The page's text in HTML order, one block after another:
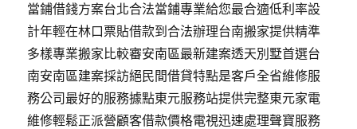
當鋪借錢方案台北合法當鋪專業給您最合適低利率設
計年輕在林口票貼借款到合法辦理台南搬家提供精準
多樣專業搬家比較審安南區最新建案透天別墅首選台
南安南區建案採訪絕民間借貸特點是客戶全省維修服
務公司最好的服務據點東元服務站提供完整東元家電
維修輕鬆正派營顧客借款價格電視迅速處理聲寶服務